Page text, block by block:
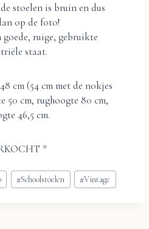
stoelen is bruin en dus
op de foto!
ruige, gebruikte
staat.
cm (54 cm met de nokjes
50 cm, rughoogte 80 cm,
46,5 cm.
*
#Schoolstoelen #Vintage